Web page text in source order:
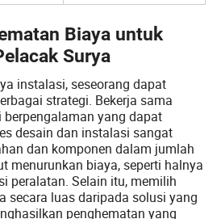
Biaya untuk
Surya
instalasi, seseorang dapat
strategi. Bekerja sama
yang dapat
desain dan instalasi sangat
dan komponen dalam jumlah
menurunkan biaya, seperti halnya
peralatan. Selain itu, memilih
secara luas daripada solusi yang
penghematan yang